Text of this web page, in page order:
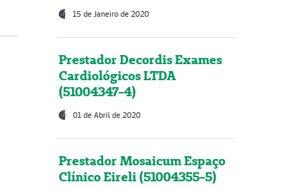
15 de Janeiro de 2020
Prestador Decordis Exames
Cardiológicos LTDA
(51004347-4)
01 de Abril de 2020
Prestador Mosaicum Espaço
Clínico Eireli (51004355-5)